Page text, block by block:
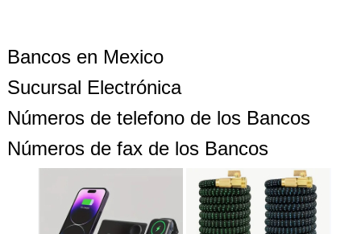
Bancos en Mexico
Sucursal Electrónica
Números de telefono de los Bancos
Números de fax de los Bancos